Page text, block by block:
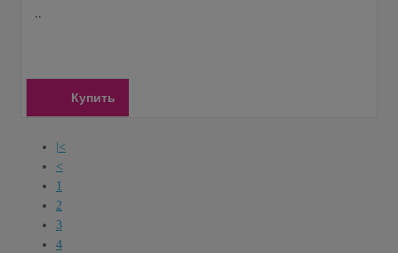
..
Купить
|<
<
1
2
3
4